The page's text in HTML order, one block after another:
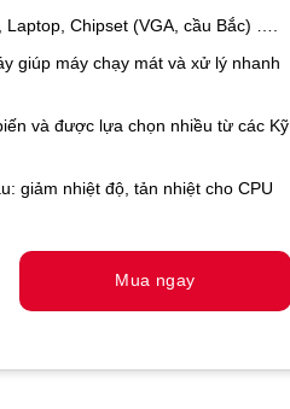
Laptop, Chipset (VGA, cầu Bắc) ….
giúp máy chạy mát và xử lý nhanh
và được lựa chọn nhiều từ các Kỹ
giảm nhiệt độ, tản nhiệt cho CPU
Mua ngay